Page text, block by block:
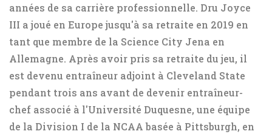
années de sa carrière professionnelle. Dru Joyce
III a joué en Europe jusqu'à sa retraite en 2019 en
tant que membre de la Science City Jena en
Allemagne. Après avoir pris sa retraite du jeu, il
est devenu entraîneur adjoint à Cleveland State
pendant trois ans avant de devenir entraîneur-
chef associé à l'Université Duquesne, une équipe
de la Division I de la NCAA basée à Pittsburgh, en